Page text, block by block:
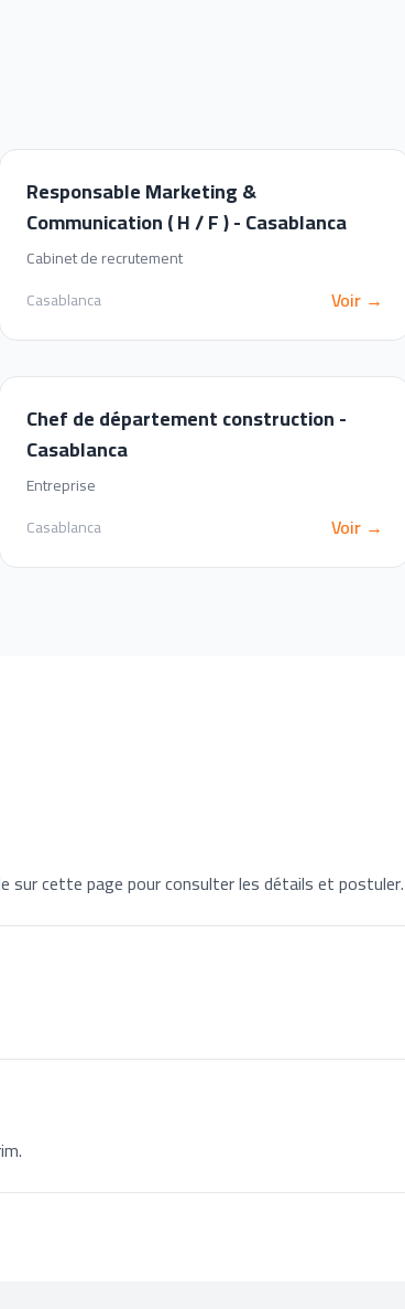
Responsable Marketing &
Communication ( H / F ) - Casablanca
Cabinet de recrutement
Casablanca
Voir →
Chef de département construction -
Casablanca
Entreprise
Casablanca
Voir →
sur cette page pour consulter les détails et postuler.